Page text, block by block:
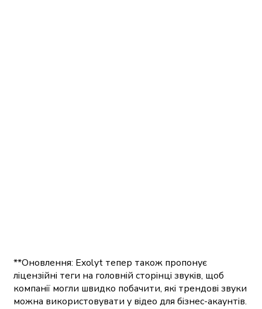
**Оновлення: Exolyt тепер також пропонує
ліцензійні теги на головній сторінці звуків, щоб
компанії могли швидко побачити, які трендові звуки
можна використовувати у відео для бізнес-акаунтів.